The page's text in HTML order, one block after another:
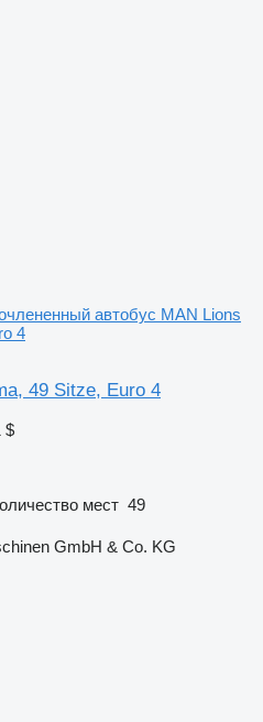
автобус MAN Lions
4
49 Sitze, Euro 4
$
мест 49
GmbH & Co. KG